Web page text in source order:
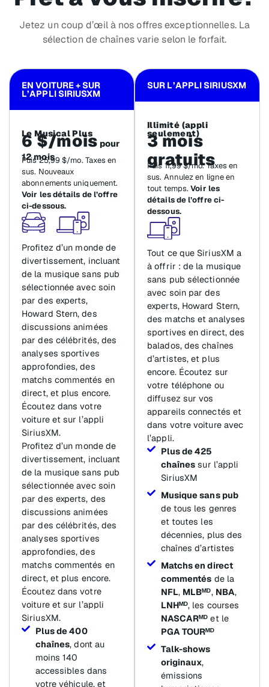
Jetez un coup d’œil à nos offres exceptionnelles. La
sélection de chaînes varie selon le forfait.
EN VOITURE + SUR
L’APPLI SIRIUSXM
Le Musical Plus
6 $/mois pour
12 mois
Puis 25,99 $/mo. Taxes en
sus. Nouveaux
abonnements uniquement.
Voir les détails de l’offre
ci-dessous.
Profitez d’un monde de
divertissement, incluant
de la musique sans pub
sélectionnée avec soin
par des experts,
Howard Stern, des
discussions animées
par des célébrités, des
analyses sportives
approfondies, des
matchs commentés en
direct, et plus encore.
Écoutez dans votre
voiture et sur l’appli
SiriusXM.
Profitez d’un monde de
divertissement, incluant
de la musique sans pub
sélectionnée avec soin
par des experts, des
discussions animées
par des célébrités, des
analyses sportives
approfondies, des
matchs commentés en
direct, et plus encore.
Écoutez dans votre
voiture et sur l’appli
SiriusXM.
Plus de 400
chaînes, dont au
moins 140
accessibles dans
votre véhicule, et
SUR L’APPLI SIRIUSXM
Illimité (appli
seulement)
3 mois
gratuits
Puis 11,99 $/mo. Taxes en
sus. Annulez en ligne en
tout temps.Voir les
détails de l’offre ci-
dessous.
Tout ce que SiriusXM a
à offrir : de la musique
sans pub sélectionnée
avec soin par des
experts, Howard Stern,
des matchs et analyses
sportives en direct, des
balados, des chaînes
d’artistes, et plus
encore. Écoutez sur
votre téléphone ou
diffusez sur vos
appareils connectés et
dans votre voiture avec
l’appli.
Plus de 425
chaînes sur l’appli
SiriusXM
Musique sans pub
de tous les genres
et toutes les
décennies, plus des
chaînes d’artistes
Matchs en direct
commentés de la
NFL, MLBᴹᴰ, NBA,
LNHᴹᴰ, les courses
NASCARᴹᴰ et le
PGA TOURᴹᴰ
Talk-shows
originaux,
émissions